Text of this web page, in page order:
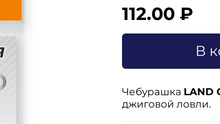
112.00 ₽
В
Чебурашка LAND
джиговой ловли.